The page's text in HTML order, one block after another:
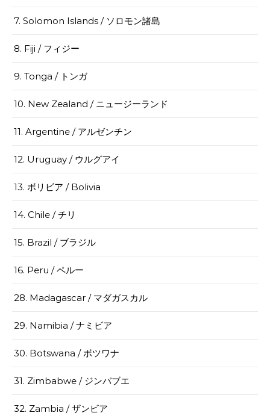
7. Solomon Islands / ソロモン諸島
8. Fiji / フィジー
9. Tonga / トンガ
10. New Zealand / ニュージーランド
11. Argentine / アルゼンチン
12. Uruguay / ウルグアイ
13. ボリビア / Bolivia
14. Chile / チリ
15. Brazil / ブラジル
16. Peru / ペルー
28. Madagascar / マダガスカル
29. Namibia / ナミビア
30. Botswana / ボツワナ
31. Zimbabwe / ジンバブエ
32. Zambia / ザンビア